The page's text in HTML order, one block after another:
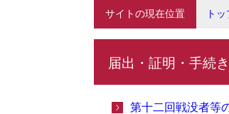
サイトの現在位置 ト
届出・証明・手続き
第十二回戦没者等